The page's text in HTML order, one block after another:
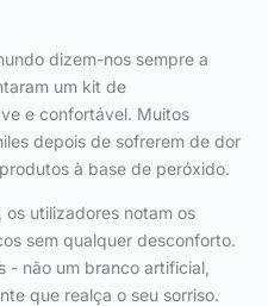
dizem-nos sempre a
um kit de
e confortável. Muitos
depois de sofrerem de dor
à base de peróxido.
os utilizadores notam os
sem qualquer desconforto.
- não um branco artificial,
que realça o seu sorriso.